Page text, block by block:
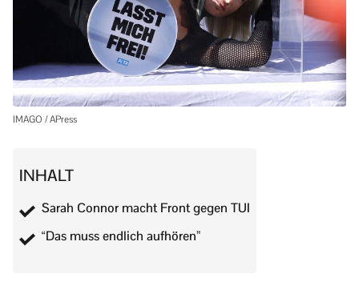
IMAGO / APress
INHALT
Sarah Connor macht Front gegen TUI
“Das muss endlich aufhören”